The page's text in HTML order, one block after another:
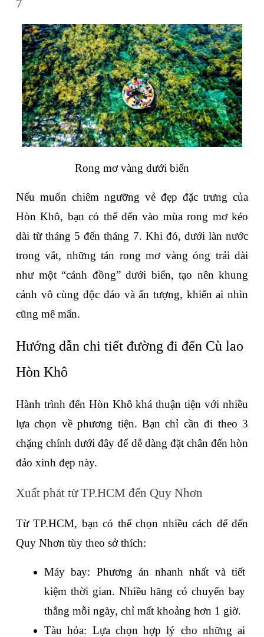
7
Rong mơ vàng dưới biển
Nếu muốn chiêm ngưỡng vẻ đẹp đặc trưng của
Hòn Khô, bạn có thể đến vào mùa rong mơ kéo
dài từ tháng 5 đến tháng 7. Khi đó, dưới làn nước
trong vắt, những tán rong mơ vàng óng trải dài
như một “cánh đồng” dưới biển, tạo nên khung
cảnh vô cùng độc đáo và ấn tượng, khiến ai nhìn
cũng mê mẩn.
Hướng dẫn chi tiết đường đi đến Cù lao
Hòn Khô
Hành trình đến Hòn Khô khá thuận tiện với nhiều
lựa chọn về phương tiện. Bạn chỉ cần đi theo 3
chặng chính dưới đây để dễ dàng đặt chân đến hòn
đảo xinh đẹp này.
Xuất phát từ TP.HCM đến Quy Nhơn
Từ TP.HCM, bạn có thể chọn nhiều cách để đến
Quy Nhơn tùy theo sở thích:
Máy bay: Phương án nhanh nhất và tiết
kiệm thời gian. Nhiều hãng có chuyến bay
thẳng mỗi ngày, chỉ mất khoảng hơn 1 giờ.
Tàu hỏa: Lựa chọn hợp lý cho những ai